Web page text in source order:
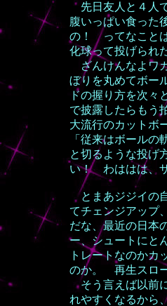
先日友人と４人
腹いっぱい食った
の！ ってなこと
化球って投げられ
ざんけんなよワ
ぼりを丸めてボー
ドの握り方を次
で披露したらもう
大流行のカットボ
「従来はボール
と切るような投げ
い！ わははは、
とまあジジイの
てチェンジアップ
だな、最近の日本
ー、シュートにと
トレートなのか
のか。 再生スロ
そう言えば以前
れやすくなるから